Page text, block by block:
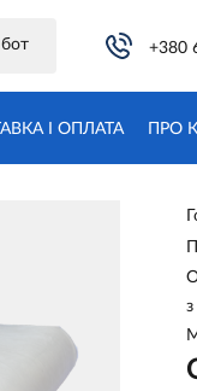
+380
І ОПЛАТА ПРО